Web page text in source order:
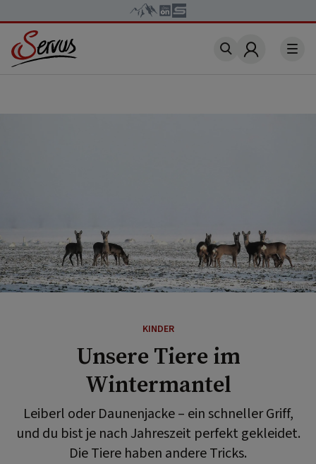
Account
Foto: Pixabay
KINDER
Unsere Tiere im
Wintermantel
Leiberl oder Daunenjacke – ein schneller Griff,
und du bist je nach Jahreszeit perfekt gekleidet.
Die Tiere haben andere Tricks.